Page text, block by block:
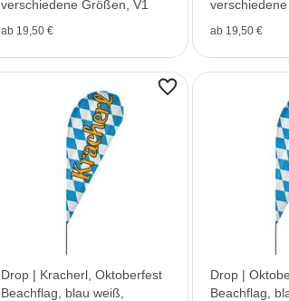
verschiedene Größen, V1
ab 19,50 € ab 19,50 €
Drop | Kracherl, Oktoberfest
Beachflag, blau weiß,
Drop |
Beachflag,